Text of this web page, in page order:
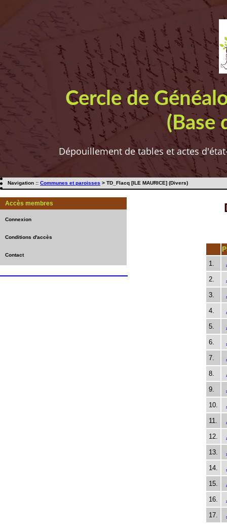
Cercle de
(Base
Dépouillement de tables et actes
Navigation :: Communes et paroisses > TD_Flacq [ILE MAURICE] (Divers)
Accès membres
Connexion
Conditions d'accès
Contact
1.
2.
3.
4.
5.
6.
7.
8.
9.
10.
11.
12.
13.
14.
15.
16.
17.